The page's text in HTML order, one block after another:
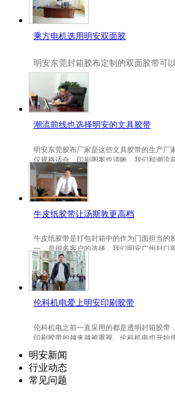
乘方电机选用明安双面胶
明安东莞封箱胶布定制 的双面胶带可
是可以定做的，不仅如此，规格也是可
做的。
潮流前线也选择明安的文具胶带
明安东莞胶布厂家是这些文具胶带的生产厂
仅规格适合，印刷图案也清晰，我们和潮流
有3年的稳定合作关系。
牛皮纸胶带让汤斯敦更高档
牛皮纸胶带是打包封箱中的作为门面担当的
一，是很多客户的选择，我们明安广州封口
包装的牛皮纸胶带就是汤斯敦的选择。
伦科机电爱上明安印刷胶带
伦科机电之前一直采用的都是透明封箱胶带
印刷胶带的越来越被重视，伦科机电也开始
明安新闻
行业动态
常见问题